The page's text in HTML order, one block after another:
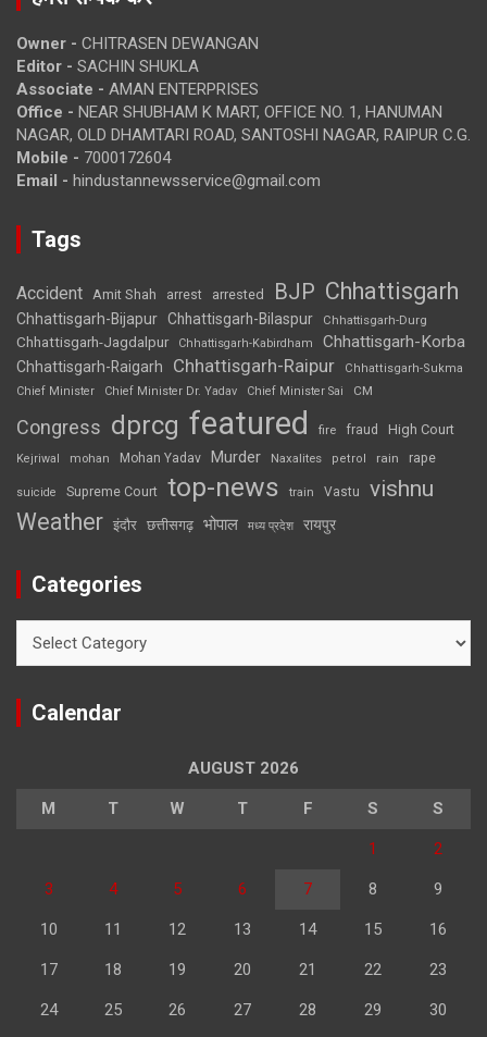
Owner - CHITRASEN DEWANGAN
Editor - SACHIN SHUKLA
Associate - AMAN ENTERPRISES
Office - NEAR SHUBHAM K MART, OFFICE NO. 1, HANUMAN
NAGAR, OLD DHAMTARI ROAD, SANTOSHI NAGAR, RAIPUR C.G.
Mobile - 7000172604
Email - hindustannewsservice@gmail.com
Tags
Accident Amit Shah arrest arrested BJP Chhattisgarh
Chhattisgarh-Bijapur Chhattisgarh-Bilaspur Chhattisgarh-Durg
Chhattisgarh-Jagdalpur Chhattisgarh-Kabirdham Chhattisgarh-Korba
Chhattisgarh-Raigarh Chhattisgarh-Raipur
Chhattisgarh-Sukma
Chief Minister
Chief Minister Dr. Yadav Chief Minister Sai CM
Congress dprcg featured fire fraud High Court
Kejriwal mohan Mohan Yadav Murder Naxalites petrol rain rape
suicide Supreme Court top-news train Vastu vishnu
Weather इंदौर छत्तीसगढ़ भोपाल मध्य प्रदेश रायपुर
Categories
Calendar
AUGUST 2026
M T W T F S S
1 2
3 4 5 6 7 8 9
10 11 12 13 14 15 16
17 18 19 20 21 22 23
24 25 26 27 28 29 30